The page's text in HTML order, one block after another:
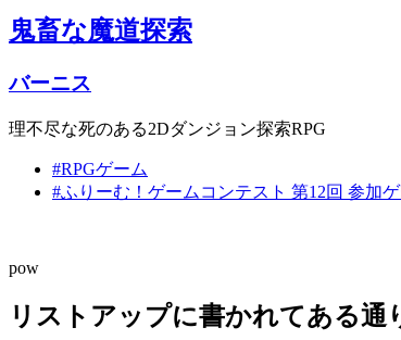
鬼畜な魔道探索
バーニス
理不尽な死のある2Dダンジョン探索RPG
#RPGゲーム
#ふりーむ！ゲームコンテスト 第12回 参加
pow
リストアップに書かれてある